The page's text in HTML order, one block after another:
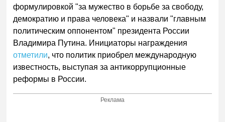
формулировкой "за мужество в борьбе за свободу,
демократию и права человека" и назвали "главным
политическим оппонентом" президента России
Владимира Путина. Инициаторы награждения
отметили, что политик приобрел международную
известность, выступая за антикоррупционные
реформы в России.
Реклама